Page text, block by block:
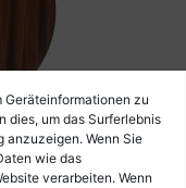
zu
dies, um das Surferlebnis
anzuzeigen. Wenn Sie
wie das
verarbeiten. Wenn
N inkl. Case